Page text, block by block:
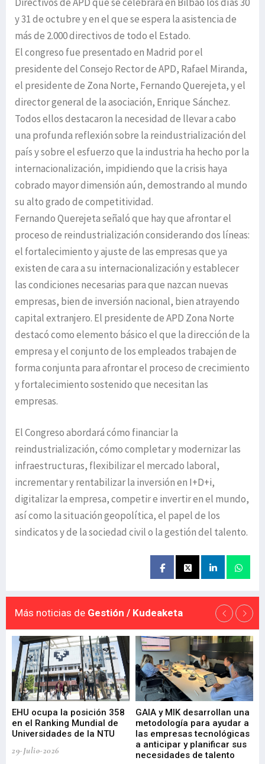
y 31 de octubre y en el que se espera la asistencia de
más de 2.000 directivos de todo el Estado.
El congreso fue presentado en Madrid por el
presidente del Consejo Rector de APD, Rafael Miranda,
el presidente de Zona Norte, Fernando Querejeta, y el
director general de la asociación, Enrique Sánchez.
Todos ellos destacaron la necesidad de llevar a cabo
una profunda reflexión sobre la reindustrialización del
país y sobre el esfuerzo que la industria ha hecho por la
internacionalización, impidiendo que la crisis haya
cobrado mayor dimensión aún, demostrando al mundo
su alto grado de competitividad.
Fernando Querejeta señaló que hay que afrontar el
proceso de reindustrialización considerando dos líneas:
el fortalecimiento y ajuste de las empresas que ya
existen de cara a su internacionalización y establecer
las condiciones necesarias para que nazcan nuevas
empresas, bien de inversión nacional, bien atrayendo
capital extranjero. El presidente de APD Zona Norte
destacó como elemento básico el que la dirección de la
empresa y el conjunto de los empleados trabajen de
forma conjunta para afrontar el proceso de crecimiento
y fortalecimiento sostenido que necesitan las
empresas.
El Congreso abordará cómo financiar la
reindustrialización, cómo completar y modernizar las
infraestructuras, flexibilizar el mercado laboral,
incrementar y rentabilizar la inversión en I+D+i,
digitalizar la empresa, competir e invertir en el mundo,
así como la situación geopolítica, el papel de los
sindicatos y de la sociedad civil o la gestión del talento.
Más noticias de Gestión / Kudeaketa
EHU ocupa la posición 358
en el Ranking Mundial de
Universidades de la NTU
29-Julio-2026
GAIA y MIK desarrollan una
metodología para ayudar a
las empresas tecnológicas
a anticipar y planificar sus
necesidades de talento